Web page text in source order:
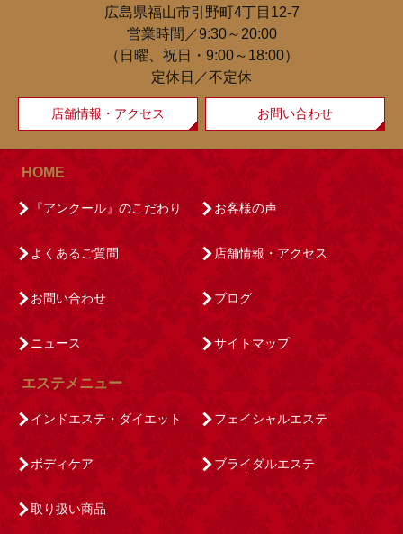
広島県福山市引野町4丁目12-7
営業時間／9:30～20:00
（日曜、祝日・9:00～18:00）
定休日／不定休
店舗情報・アクセス お問い合わせ
HOME
『アンクール』のこだわり お客様の声
よくあるご質問 店舗情報・アクセス
お問い合わせ ブログ
ニュース サイトマップ
エステメニュー
インドエステ・ダイエット フェイシャルエステ
ボディケア ブライダルエステ
取り扱い商品